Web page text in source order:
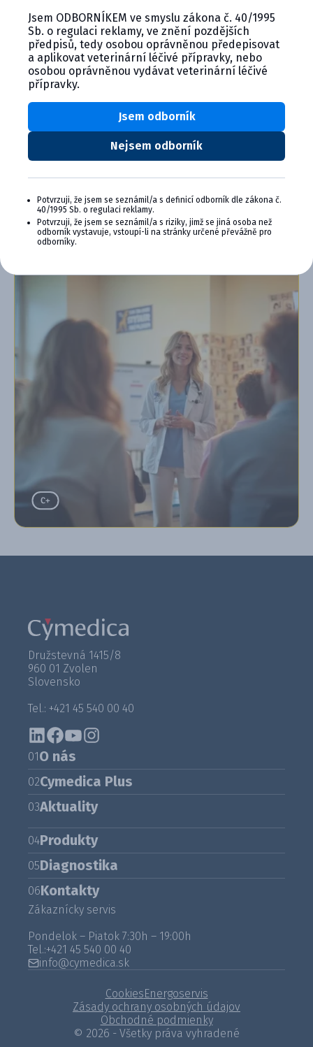
CYMEDICA PLUS: VERNOSŤ, KTORÁ
SA VYPLÁCA
Zapojte sa do vernostného programu Cymedica
Plus a získajte ďalšie bonusy pre svoju
veterinárnu prax, vzdelávanie a pohodu.
Výhody členstva v Cymedica Plus:
Exkluzívne produkty a služby
Jedinečné bonusy
webové semináre a ďalšie
Chcem sa pripojiť
Ďalšie informácie o programe PLUS
Družstevná 1415/8
960 01 Zvolen
Slovensko
Tel.: +421 45 540 00 40
01O nás
02Cymedica Plus
03Aktuality
04Produkty
05Diagnostika
06Kontakty
Zákaznícky servis
Pondelok – Piatok 7:30h – 19:00h
Tel.:+421 45 540 00 40
info@cymedica.sk
© 2026 - Všetky práva vyhradené
CookiesEnergoservis
Zásady ochrany osobných údajov
Obchodné podmienky
Jsem ODBORNÍKEM ve smyslu zákona č. 40/1995
Sb. o regulaci reklamy, ve znění pozdějších
předpisů, tedy osobou oprávněnou předepisovat
a aplikovat veterinární léčivé přípravky, nebo
osobou oprávněnou vydávat veterinární léčivé
přípravky.
Nejsem odborník
Jsem odborník
Potvrzuji, že jsem se seznámil/a s definicí odborník dle zákona č.
40/1995 Sb. o regulaci reklamy.
Potvrzuji, že jsem se seznámil/a s riziky, jimž se jiná osoba než
odborník vystavuje, vstoupí-li na stránky určené převážně pro
odborníky.